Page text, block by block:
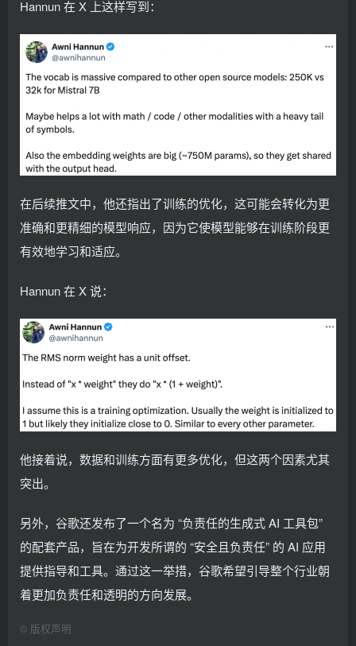
Hannun 在 X 上这样写到：
在后续推文中，他还指出了训练的优化，这可能会转化为更
准确和更精细的模型响应，因为它使模型能够在训练阶段更
有效地学习和适应。
Hannun 在 X 说：
他接着说，数据和训练方面有更多优化，但这两个因素尤其
突出。
另外，谷歌还发布了一个名为 “负责任的生成式 AI 工具包”
的配套产品，旨在为开发所谓的 “安全且负责任” 的 AI 应用
提供指导和工具。通过这一举措，谷歌希望引导整个行业朝
着更加负责任和透明的方向发展。
© 版权声明